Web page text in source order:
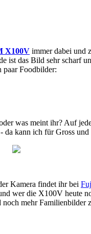
X100V immer dabei und
das Bild sehr scharf
paar Foodbilder:
was meint ihr? Auf
da kann ich für Gross
Kamera findet ihr bei
wer die X100V heute
noch mehr Familienbilder